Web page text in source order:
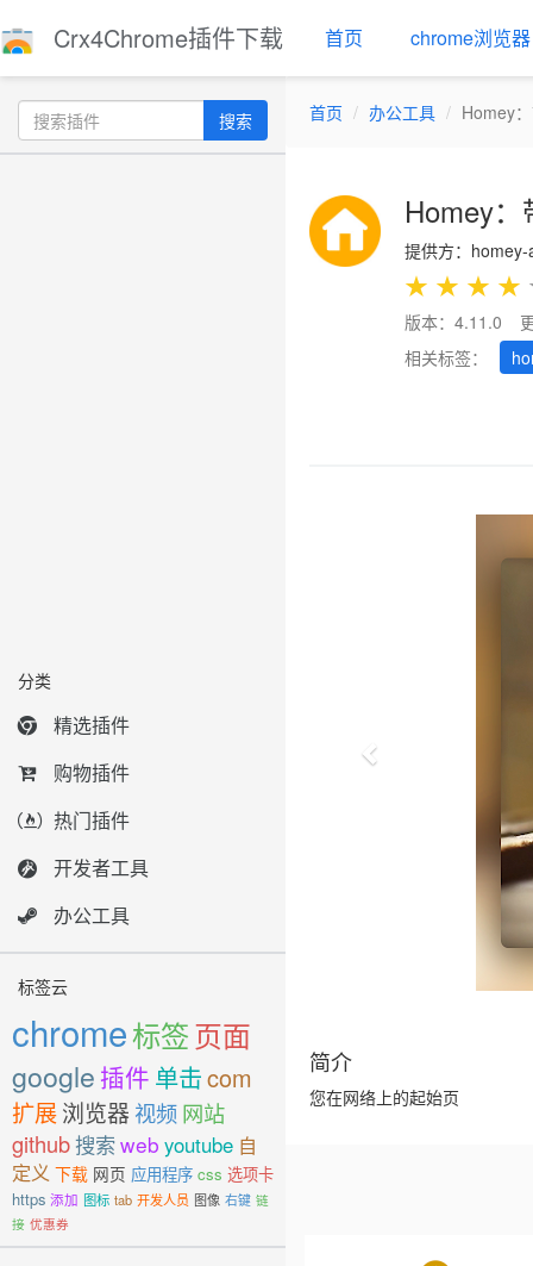
Crx4Chrome插件下载 首页 chrome浏览器
搜索
分类
精选插件
购物插件
热门插件
开发者工具
办公工具
标签云
chrome标签页面
google 插件 单击com
扩展浏览器 视频网站
github搜索web youtube 自
定义 下载 网页 应用程序 css 选项卡
https 添加 图标 tab 开发人员 图像 右键 链
接 优惠券
首页 办公工具 Homey
Homey
提供方：
★ ★ ★ ★
版本：4.11.0
相关标签：
简介
您在网络上的起始页